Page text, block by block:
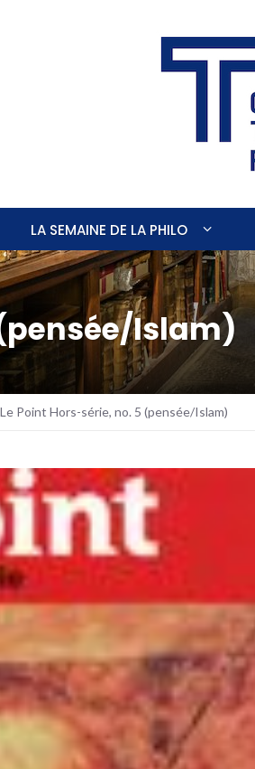
LA SEMAINE DE LA PHILO
Islam)
Le Point Hors-série, no. 5 (pensée/Islam)